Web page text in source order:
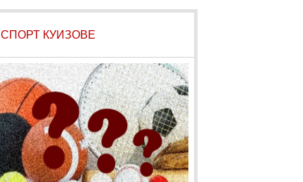
СПОРТ КУИЗОВЕ